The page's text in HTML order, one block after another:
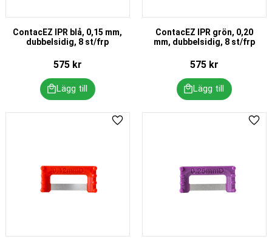
ContacEZ IPR blå, 0,15 mm,
dubbelsidig, 8 st/frp
575kr
ContacEZ IPR grön, 0,20
mm, dubbelsidig, 8 st/frp
575 kr
Lägg till i favoriter